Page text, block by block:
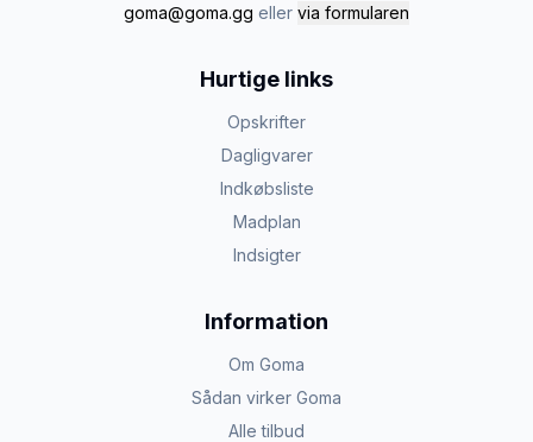
goma@goma.gg eller via formularen
Hurtige links
Opskrifter
Dagligvarer
Indkøbsliste
Madplan
Indsigter
Information
Om Goma
Sådan virker Goma
Alle tilbud